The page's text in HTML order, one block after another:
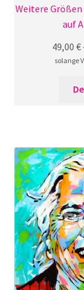
Weitere
auf
49,00€
solange